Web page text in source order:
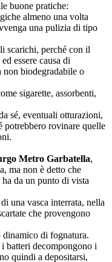
buone pratiche:
almeno una volta
una pulizia di tipo
scarichi, perché con il
essere causa di
non biodegradabile o
sigarette, assorbenti,
sé, eventuali otturazioni,
rovinare quelle
Metro Garbatella,
ma non è detto che
da un punto di vista
una vasca interrata, nella
che provengono
dinamico di fognatura.
batteri decompongono i
quindi a depositarsi,